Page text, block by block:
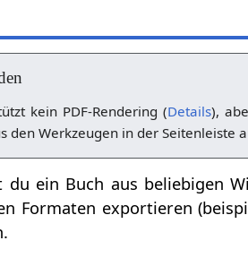
kein PDF-Rendering (Details),
den Werkzeugen in der Seitenleiste
du ein Buch aus beliebigen
Formaten exportieren